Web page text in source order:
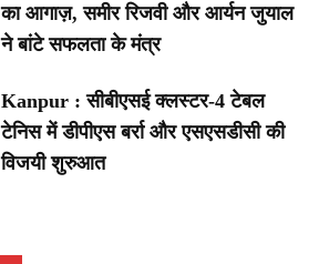
का आगाज़, समीर रिजवी और आर्यन जुयाल
ने बांटे सफलता के मंत्र
Kanpur : सीबीएसई क्लस्टर-4 टेबल
टेनिस में डीपीएस बर्रा और एसएसडीसी की
विजयी शुरुआत